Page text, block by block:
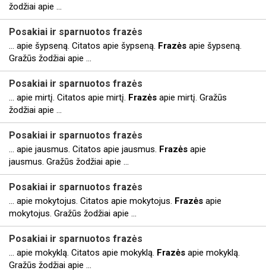
žodžiai apie ...
Posakiai ir sparnuotos frazės
... apie šypseną. Citatos apie šypseną. Frazės apie šypseną.
Gražūs žodžiai apie ...
Posakiai ir sparnuotos frazės
... apie mirtį. Citatos apie mirtį. Frazės apie mirtį. Gražūs
žodžiai apie ...
Posakiai ir sparnuotos frazės
... apie jausmus. Citatos apie jausmus. Frazės apie
jausmus. Gražūs žodžiai apie ...
Posakiai ir sparnuotos frazės
... apie mokytojus. Citatos apie mokytojus. Frazės apie
mokytojus. Gražūs žodžiai apie ...
Posakiai ir sparnuotos frazės
... apie mokyklą. Citatos apie mokyklą. Frazės apie mokyklą.
Gražūs žodžiai apie ...